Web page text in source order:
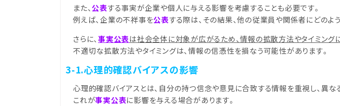
また、公表する事実が企業や個人に与える影響を考慮することも必要です。
例えば、企業の不祥事を公表する際は、その結果、他の従業員や関係者にどの
さらに、 事実公表は社会全体に対象が広がるため、情報の拡散方法やタイミング
不適切な拡散方法やタイミングは、情報の信憑性を損なう可能性があります。
3-1.心理的確認バイアスの影響
心理的確認バイアスとは、自分の持つ信念や意見に合致する情報を重視し、異
これが事実公表に影響を与える場合があります。